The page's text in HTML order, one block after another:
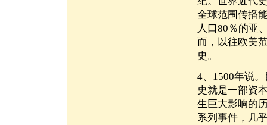
全球范围传播
人口80％的亚
而，以往欧美
史。
4、1500年说
史就是一部资
生巨大影响的
系列事件，几